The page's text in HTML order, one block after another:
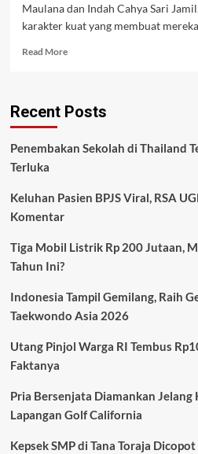
Maulana dan Indah Cahya Sari
karakter kuat yang membuat
Read MoreRead
Bangkit
Indonesia
Besar
Recent Posts
Penembakan Sekolah di Thailand
Terluka
Keluhan Pasien BPJS Viral, RSA
Komentar
Tiga Mobil Listrik Rp 200 Jutaan,
Tahun Ini?
Indonesia Tampil Gemilang, Raih
Taekwondo Asia 2026
Utang Pinjol Warga RI Tembus
Faktanya
Pria Bersenjata Diamankan Jelang
Lapangan Golf California
Kepsek SMP di Tana Toraja